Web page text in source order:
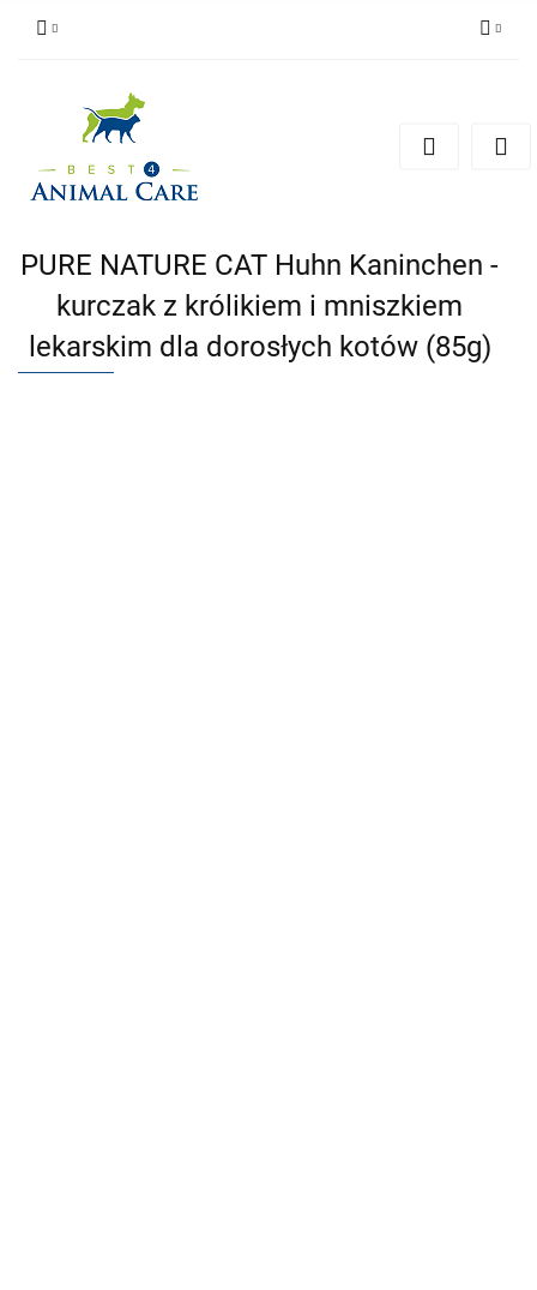
PURE NATURE CAT Huhn Kaninchen -
kurczak z królikiem i mniszkiem
lekarskim dla dorosłych kotów (85g)